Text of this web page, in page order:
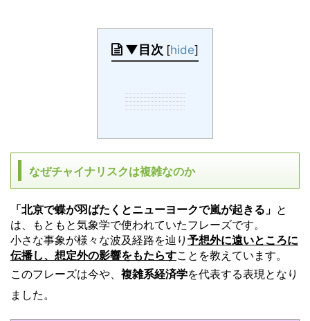
▼目次 [hide]
なぜチャイナリスクは複雑なのか
「北京で蝶が羽ばたくとニューヨークで嵐が起きる」 と
は、もともと気象学で使われていたフレーズです。
小さな事象が様々な波及経路を辿り 予想外に遠いところに
伝播し、想定外の影響をもたらすことを教えています。
このフレーズは今や、 複雑系経済学を代表する表現となり
ました。